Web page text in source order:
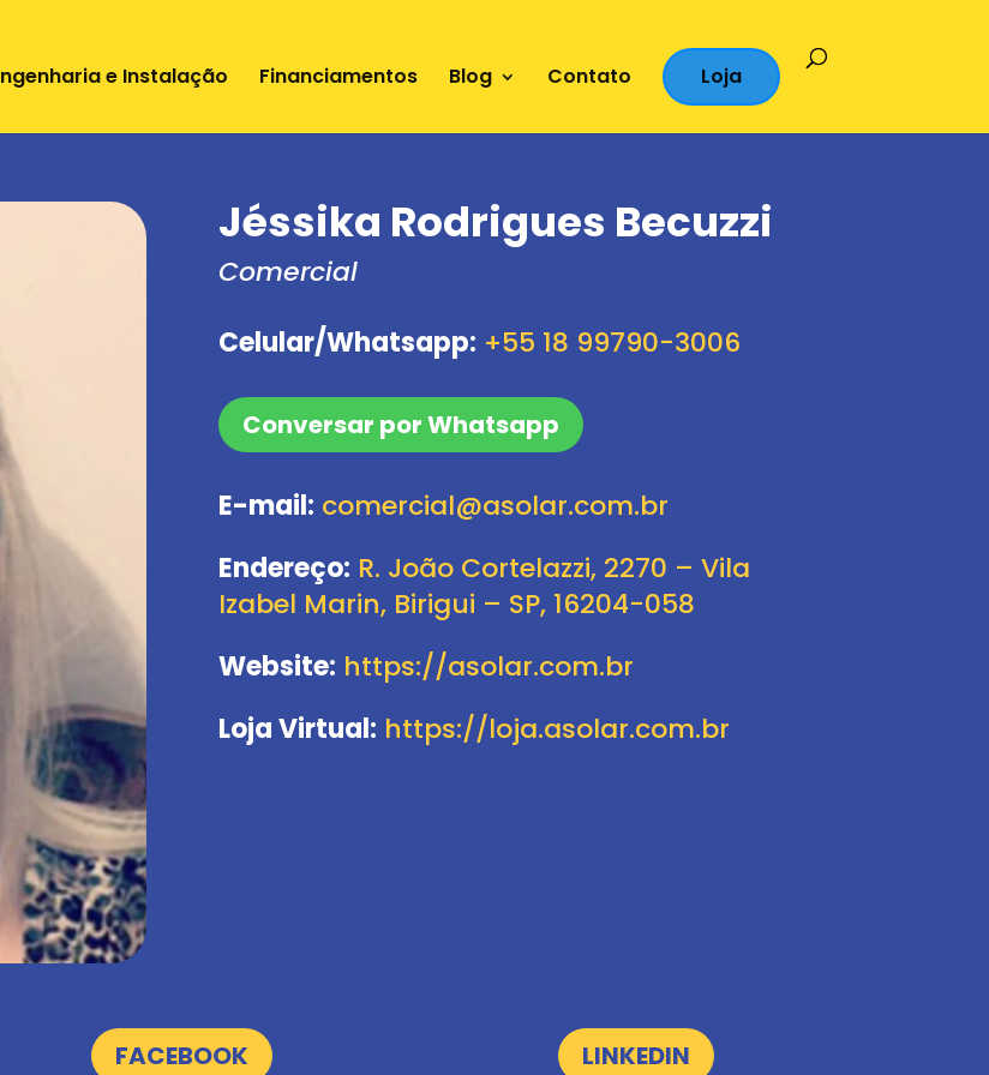
e Instalação Financiamentos Blog Contato Loja
Jéssika Rodrigues Becuzzi
Comercial
Celular/Whatsapp: +55 18 99790-3006
Conversar por Whatsapp
E-mail: comercial@asolar.com.br
Endereço: R. João Cortelazzi, 2270 – Vila
Izabel Marin, Birigui – SP, 16204-058
Website: https://asolar.com.br
Loja Virtual: https://loja.asolar.com.br
FACEBOOK LINKEDIN